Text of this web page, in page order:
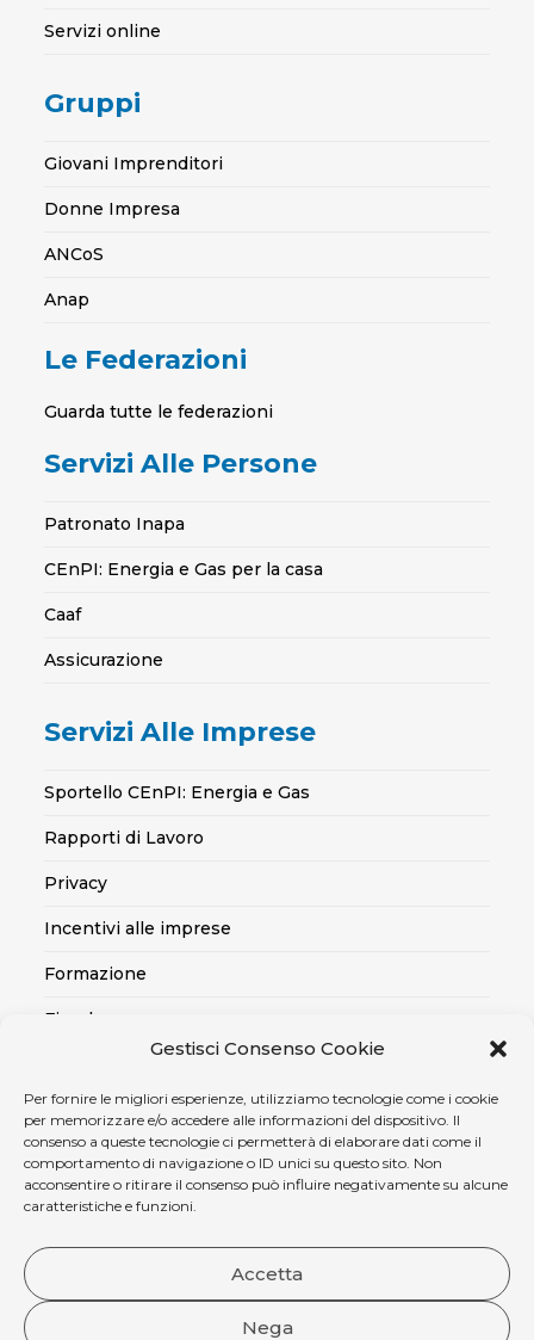
Gestisci Consenso Cookie
Per fornire le migliori esperienze, utilizziamo tecnologie come i cookie
per memorizzare e/o accedere alle informazioni del dispositivo. Il
consenso a queste tecnologie ci permetterà di elaborare dati come il
comportamento di navigazione o ID unici su questo sito. Non
acconsentire o ritirare il consenso può influire negativamente su alcune
caratteristiche e funzioni.
Accetta
Nega
Servizi online
Gruppi
Giovani Imprenditori
Donne Impresa
ANCoS
Anap
Le Federazioni
Guarda tutte le federazioni
Servizi Alle Persone
Patronato Inapa
CEnPI: Energia e Gas per la casa
Caaf
Assicurazione
Servizi Alle Imprese
Sportello CEnPI: Energia e Gas
Rapporti di Lavoro
Privacy
Incentivi alle imprese
Formazione
Fiscale
Credito alle imprese
Certificazioni SOA, Qualità..
Assicurativo
Ambiente, sicurezza e medicina del lavoro